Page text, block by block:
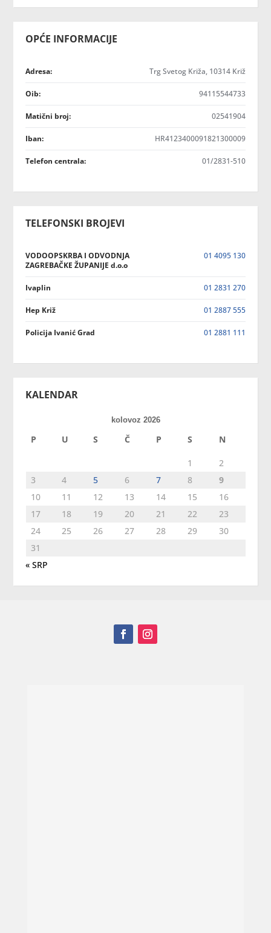
OPĆE INFORMACIJE
Adresa: Trg Svetog Križa, 10314 Križ
Oib: 94115544733
Matični broj: 02541904
Iban: HR4123400091821300009
Telefon centrala: 01/2831-510
TELEFONSKI BROJEVI
VODOOPSKRBA I ODVODNJA
ZAGREBAČKE ŽUPANIJE d.o.o
01 4095 130
Ivaplin 01 2831 270
Hep Križ 01 2887 555
Policija Ivanić Grad 01 2881 111
KALENDAR
kolovoz 2026
P U S Č P S N
1
2
3
4 5 6 7 8
9
10
11 12 13 14 15
16
17
18 19 20 21 22
23
24
25 26 27 28 29
30
31
« SRP